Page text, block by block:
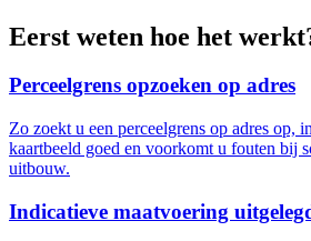
Eerst weten hoe het
Perceelgrens opzoeken op adres
Zo zoekt u een perceelgrens op adres op,
kaartbeeld goed en voorkomt u fouten bij
uitbouw.
Indicatieve maatvoering